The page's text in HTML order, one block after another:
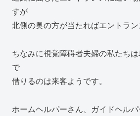
すが
北側の奥の方が当たればエントラン
ちなみに視覚障碍者夫婦の私たち
で
借りるのは来客ようです。
ホームヘルパーさん、ガイドヘル